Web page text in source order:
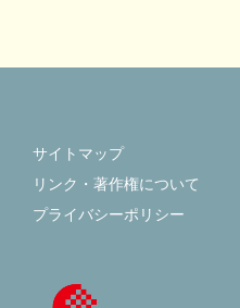
サイトマップ
リンク・著作権について
プライバシーポリシー